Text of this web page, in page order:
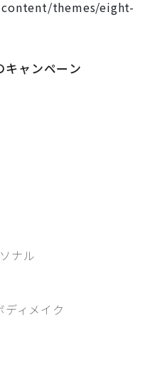
themes/eight-
キャンペーン
ナル
ィメイク